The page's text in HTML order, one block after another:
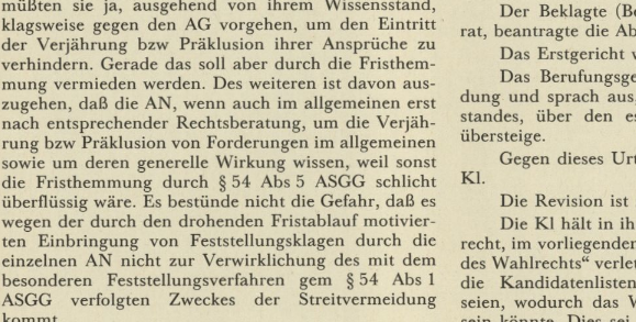
klagsweise gegen den AG vorgehen, um den Eintritt
der Verjährung bzw Präklusion ihrer Ansprüche zu
verhindern.
Gerade das soll aber durch die Fristhem¬
mung vermieden werden. Des weiteren ist davon aus¬
zugehen,
daß die AN, wenn auch im allgemeinen erst
nach entsprechender Rechtsberatung, um die Verjäh¬
rung bzw Präklusion von Forderungen im allgemeinen
sowie um deren generelle Wirkung wissen, weil sonst
die
Fristhemmung durch § 54 Abs 5 ASGG schlicht
überflüssig wäre. Es bestünde nicht die Gefahr, daß es
wegen der durch den drohenden Fristablauf motivier¬
ten
Einbringung von Feststellungsklagen durch
die
einzelnen AN nicht zur Verwirklichung des mit dem
besonderen
Feststellungsverfahren gern § 54 Abs 1
ASGG
verfolgten Zweckes der
Streitvermeidung
kommt.
Der Beklagte
rat, beantragte die
Das Erstgericht
Das
dung und sprach aus,
standes,
über den
übersteige.
Gegen dieses
Kl.
Die Revision ist
Die Kl hält in
recht, im
des Wahlrechts"
die
Kandidatenlisten
seien,
wodurch das